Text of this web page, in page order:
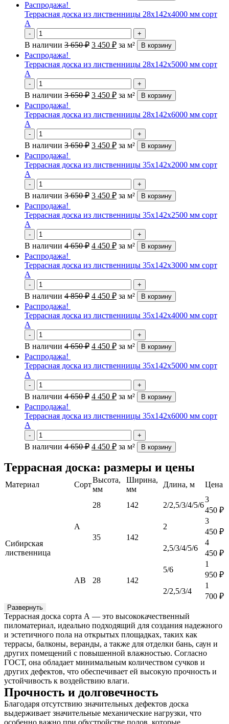
Распродажа!
Террасная доска из лиственницы 28х142х4000 мм сорт
А
- +
В наличии 3 650₽ 3 450 ₽ за м² В корзину
Распродажа!
Террасная доска из лиственницы 28х142х5000 мм сорт
А
- +
В наличии 3 650₽ 3 450 ₽ за м² В корзину
Распродажа!
Террасная доска из лиственницы 28х142х6000 мм сорт
А
- +
В наличии 3 650₽ 3 450 ₽ за м² В корзину
Распродажа!
Террасная доска из лиственницы 35х142х2000 мм сорт
А
- +
В наличии 3 650₽ 3 450 ₽ за м² В корзину
Распродажа!
Террасная доска из лиственницы 35х142х2500 мм сорт
А
- +
В наличии 4 650₽ 4 450 ₽ за м² В корзину
Распродажа!
Террасная доска из лиственницы 35х142х3000 мм сорт
А
- +
В наличии 4 850₽ 4 450 ₽ за м² В корзину
Распродажа!
Террасная доска из лиственницы 35х142х4000 мм сорт
А
- +
В наличии 4 650₽ 4 450 ₽ за м² В корзину
Распродажа!
Террасная доска из лиственницы 35х142х5000 мм сорт
А
- +
В наличии 4 650₽ 4 450 ₽ за м² В корзину
Распродажа!
Террасная доска из лиственницы 35х142х6000 мм сорт
А
- +
В наличии 4 650₽ 4 450 ₽ за м² В корзину
Террасная доска: размеры и цены
Материал Сорт
Высота,
мм
Ширина,
мм
Длина, м Цена
Сибирская
лиственница
А
28 142 2/2,5/3/4/5/6
3
450 ₽
35 142
2
3
450 ₽
2,5/3/4/5/6
4
450 ₽
АВ 28 142
5/6
1
950 ₽
2/2,5/3/4
1
700 ₽
Развернуть
Террасная доска сорта А — это высококачественный
пиломатериал, идеально подходящий для создания надежного
и эстетичного пола на открытых площадках, таких как
террасы, балконы, веранды, а также для отделки бань, саун и
других помещений с повышенной влажностью. Согласно
ГОСТ, она обладает минимальным количеством сучков и
других дефектов, что обеспечивает ей высокую прочность и
устойчивость к воздействию влаги.
Прочность и долговечность
Благодаря отсутствию значительных дефектов доска
выдерживает значительные механические нагрузки, что
особенно важно при обустройстве полов, которые